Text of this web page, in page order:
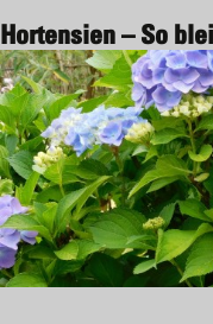
Hortensien – So